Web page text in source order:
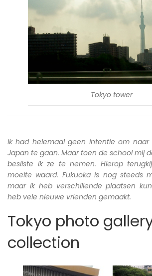
Tokyo tower
Ik had helemaal geen intentie om
Japan te gaan. Maar toen de school mij
besliste ik ze te nemen. Hierop
moeite waard. Fukuoka is nog steeds
maar ik heb verschillende plaatsen
heb vele nieuwe vrienden gemaakt.
Tokyo photo
collection